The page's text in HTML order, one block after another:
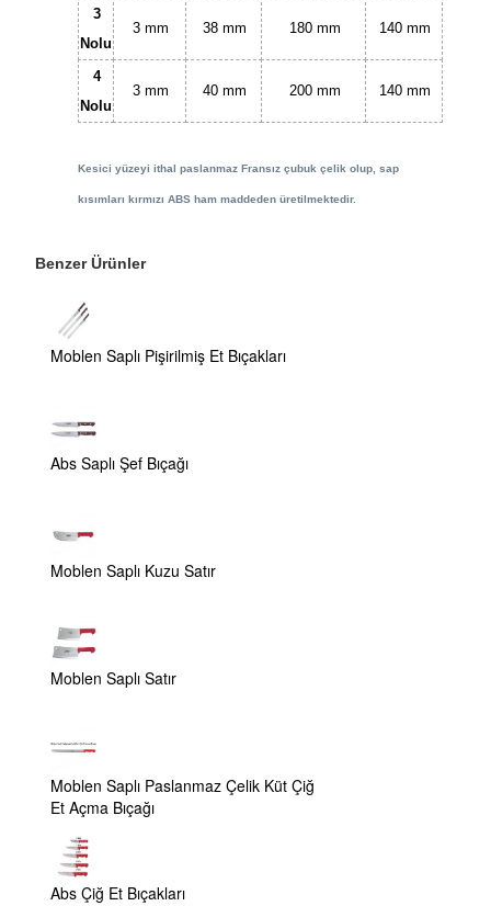
3
Nolu
3 mm 38 mm 180 mm 140 mm
4
Nolu
3 mm 40 mm 200 mm 140 mm
Kesici yüzeyi ithal paslanmaz Fransız çubuk çelik olup, sap
kısımları kırmızı ABS ham maddeden üretilmektedir.
Benzer Ürünler
Moblen Saplı Pişirilmiş Et Bıçakları
Abs Saplı Şef Bıçağı
Moblen Saplı Kuzu Satır
Moblen Saplı Satır
Moblen Saplı Paslanmaz Çelik Küt Çiğ
Et Açma Bıçağı
Abs Çiğ Et Bıçakları